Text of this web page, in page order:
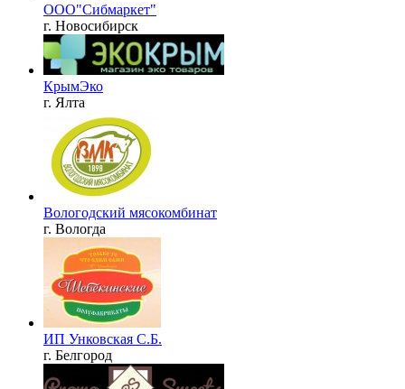
ООО"Сибмаркет"
г. Новосибирск
КрымЭко
г. Ялта
Вологодский мясокомбинат
г. Вологда
ИП Унковская С.Б.
г. Белгород